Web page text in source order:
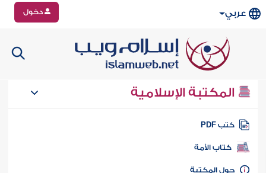
عربي دخول
المكتبة الإسلامية
كتب PDF
كتاب الأمة